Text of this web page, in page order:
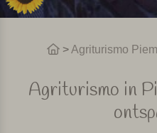
>Agriturismo
Agriturismo in